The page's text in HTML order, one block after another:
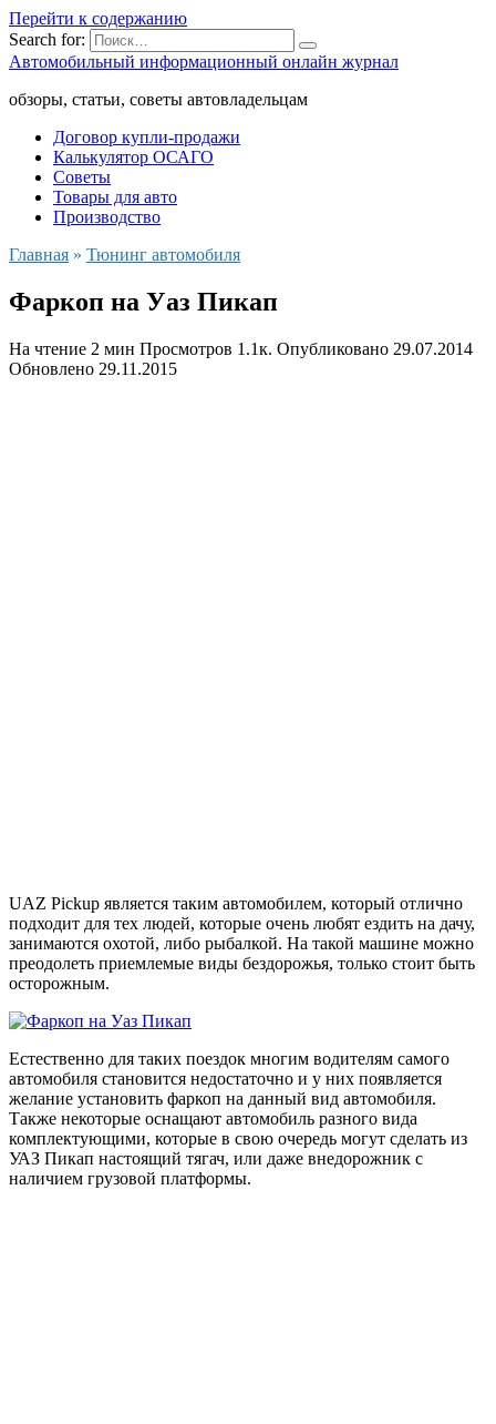
Перейти к содержанию
Search for:
Автомобильный информационный онлайн журнал
обзоры, статьи, советы автовладельцам
Договор купли-продажи
Калькулятор ОСАГО
Советы
Товары для авто
Производство
Главная » Тюнинг автомобиля
Фаркоп на Уаз Пикап
На чтение 2 мин Просмотров 1.1к. Опубликовано 29.07.2014
Обновлено 29.11.2015
UAZ Pickup является таким автомобилем, который отлично
подходит для тех людей, которые очень любят ездить на дачу,
занимаются охотой, либо рыбалкой. На такой машине можно
преодолеть приемлемые виды бездорожья, только стоит быть
осторожным.
Естественно для таких поездок многим водителям самого
автомобиля становится недостаточно и у них появляется
желание установить фаркоп на данный вид автомобиля.
Также некоторые оснащают автомобиль разного вида
комплектующими, которые в свою очередь могут сделать из
УАЗ Пикап настоящий тягач, или даже внедорожник с
наличием грузовой платформы.